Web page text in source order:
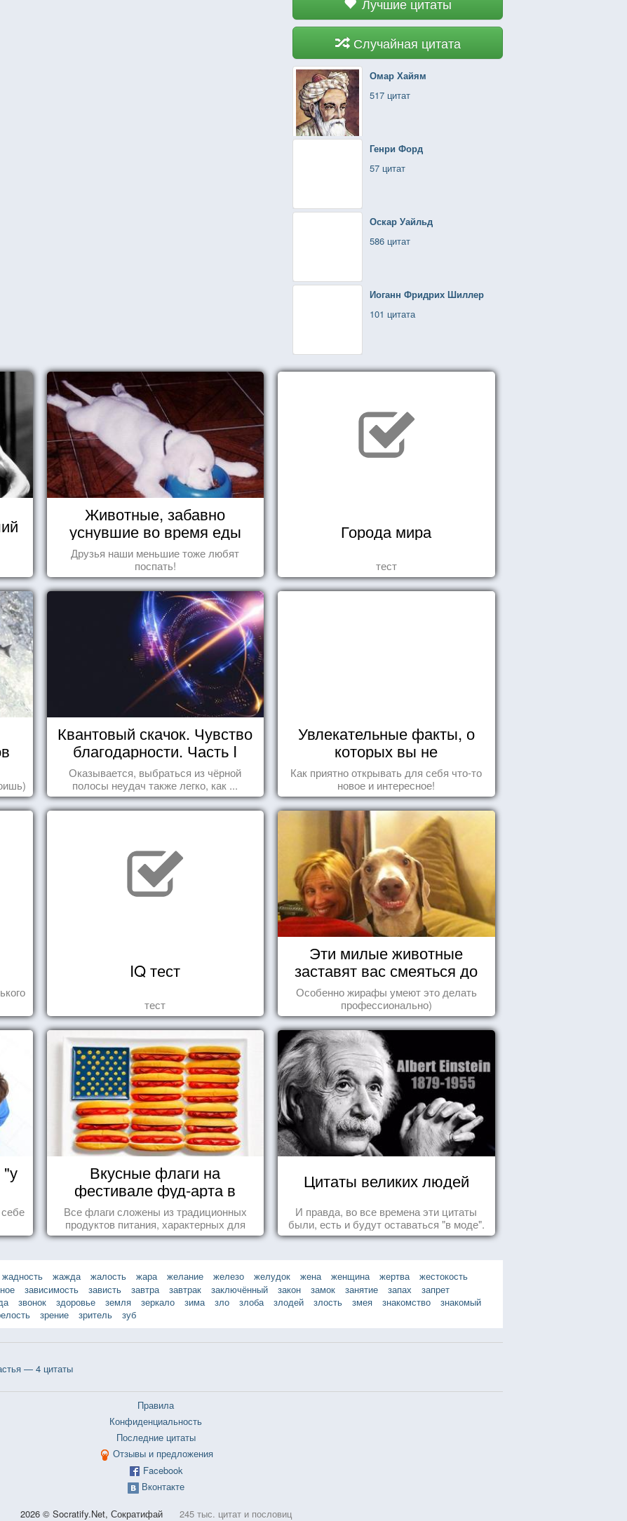
Случайная цитата
Омар Хайям
517 цитат
Генри Форд
57 цитат
Оскар Уайльд
586 цитат
Иоганн Фридрих Шиллер
101 цитата
Животные, забавно
уснувшие во время еды
Друзья наши меньшие тоже любят
поспать!
Города мира
тест
Квантовый скачок. Чувство
благодарности. Часть I
Оказывается, выбраться из чёрной
полосы неудач также легко, как ...
Увлекательные факты, о
которых вы не
догадывались!
Как приятно открывать для себя что-то
новое и интересное!
IQ тест
тест
Эти милые животные
заставят вас смеяться до
упаду!
Особенно жирафы умеют это делать
профессионально)
Вкусные флаги на
фестивале фуд-арта в
Сиднее
Все флаги сложены из традиционных
продуктов питания, характерных для
этих стран.
Цитаты великих людей
И правда, во все времена эти цитаты
были, есть и будут оставаться "в моде".
жадность жажда жалость жара желание железо желудок жена женщина жертва
жестокость
зависимость зависть завтра завтрак заключённый закон замок занятие запах
запрет
звонок здоровье земля зеркало зима зло злоба злодей злость змея знакомство
знакомый
зрение зритель зуб
— 4 цитаты
Правила
Конфиденциальность
Последние цитаты
Отзывы и предложения
Facebook
Вконтакте
2026 © Socratify.Net, Сократифай 245 тыс. цитат и пословиц